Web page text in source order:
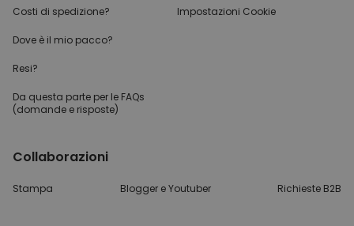
Costi di spedizione?
Dove è il mio pacco?
Resi?
Da questa parte per le FAQs
(domande e risposte)
Impostazioni Cookie
Collaborazioni
Stampa Blogger e Youtuber Richieste B2B